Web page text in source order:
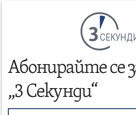
Абонирайте се
„3 Секунди“